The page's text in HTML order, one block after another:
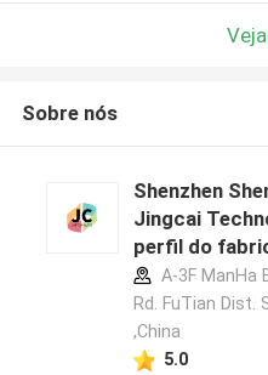
Sobre nós
Shenzhen
Jingcai
perfil do
A-3F ManHa
Rd. FuTian Dist.
,China
5.0